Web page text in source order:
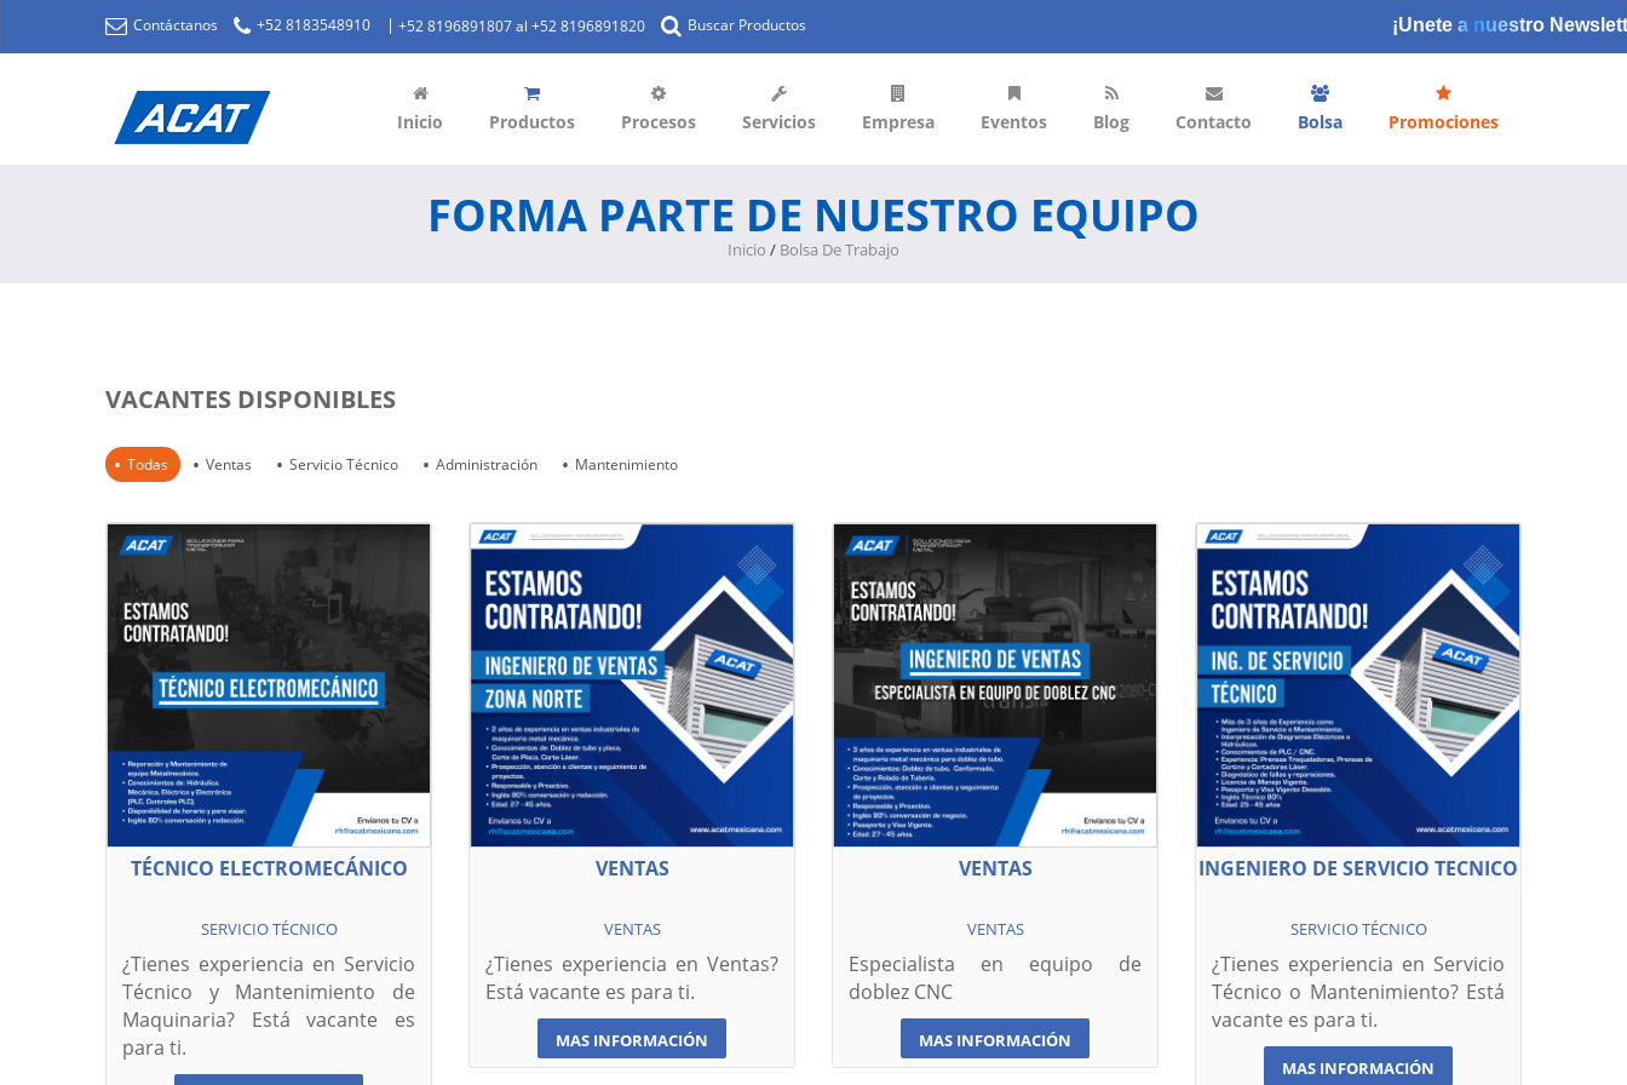
Contáctanos +52 8183548910 | +52 8196891807 al +52 8196891820 Buscar Productos ¡Unete a nuestro
Inicio Productos Procesos Servicios Empresa Eventos Blog Contacto Bolsa Promociones
FORMA PARTE DE NUESTRO EQUIPO
Inicio / Bolsa De Trabajo
VACANTES DISPONIBLES
Todas Ventas Servicio Técnico Administración Mantenimiento
TÉCNICO ELECTROMECÁNICO
SERVICIO TÉCNICO
¿Tienes experiencia en Servicio
Técnico y Mantenimiento de
Maquinaria? Está vacante es
para ti.
VENTAS
VENTAS
¿Tienes experiencia en Ventas?
Está vacante es para ti.
MAS INFORMACIÓN
VENTAS
VENTAS
Especialista en equipo de
doblez CNC
MAS INFORMACIÓN
INGENIERO DE SERVICIO TECNICO
SERVICIO TÉCNICO
¿Tienes experiencia en Servicio
Técnico o Mantenimiento? Está
vacante es para ti.
MAS INFORMACIÓN